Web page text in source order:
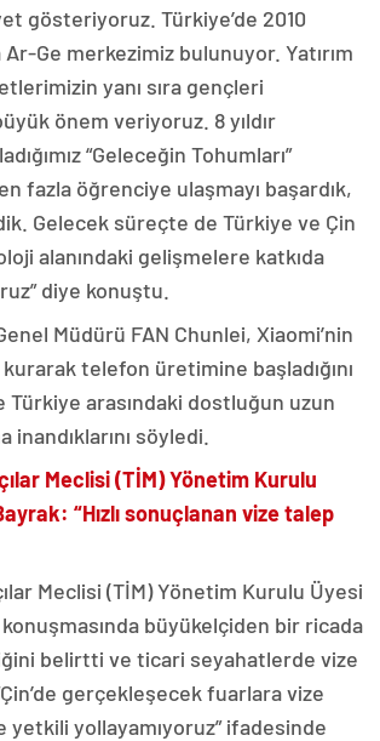
gösteriyoruz. Türkiye’de 2010
Ar-Ge merkezimiz bulunuyor. Yatırım
yanı sıra gençleri
önem veriyoruz. 8 yıldır
“Geleceğin Tohumları”
fazla öğrenciye ulaşmayı başardık,
Gelecek süreçte de Türkiye ve Çin
alanındaki gelişmelere katkıda
diye konuştu.
Müdürü FAN Chunlei, Xiaomi’nin
telefon üretimine başladığını
Türkiye arasındaki dostluğun uzun
inandıklarını söyledi.
Meclisi (TİM) Yönetim Kurulu
“Hızlı sonuçlanan vize talep
Meclisi (TİM) Yönetim Kurulu Üyesi
büyükelçiden bir ricada
belirtti ve ticari seyahatlerde vize
gerçekleşecek fuarlara vize
yetkili yollayamıyoruz” ifadesinde